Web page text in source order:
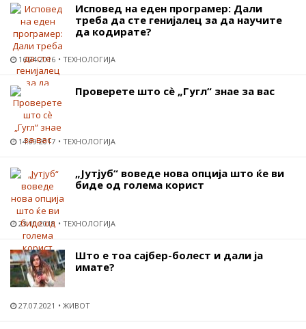
Исповед на еден програмер: Дали
треба да сте генијалец за да научите
да кодирате?
16.04.2016 ТЕХНОЛОГИЈА
Проверете што сѐ „Гугл“ знае за вас
14.09.2017 ТЕХНОЛОГИЈА
„Јутјуб“ воведе нова опција што ќе ви
биде од голема корист
23.10.2018 ТЕХНОЛОГИЈА
Што е тоа сајбер-болест и дали ја
имате?
27.07.2021 ЖИВОТ